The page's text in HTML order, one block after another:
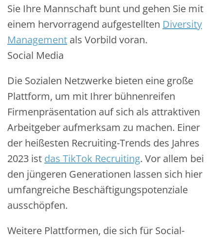
Sie Ihre Mannschaft bunt und gehen Sie mit
einem hervorragend aufgestellten Diversity
Management als Vorbild voran.
Social Media
Die Sozialen Netzwerke bieten eine große
Plattform, um mit Ihrer bühnenreifen
Firmenpräsentation auf sich als attraktiven
Arbeitgeber aufmerksam zu machen. Einer
der heißesten Recruiting-Trends des Jahres
2023 ist das TikTok Recruiting. Vor allem bei
den jüngeren Generationen lassen sich hier
umfangreiche Beschäftigungspotenziale
ausschöpfen.
Weitere Plattformen, die sich für Social-